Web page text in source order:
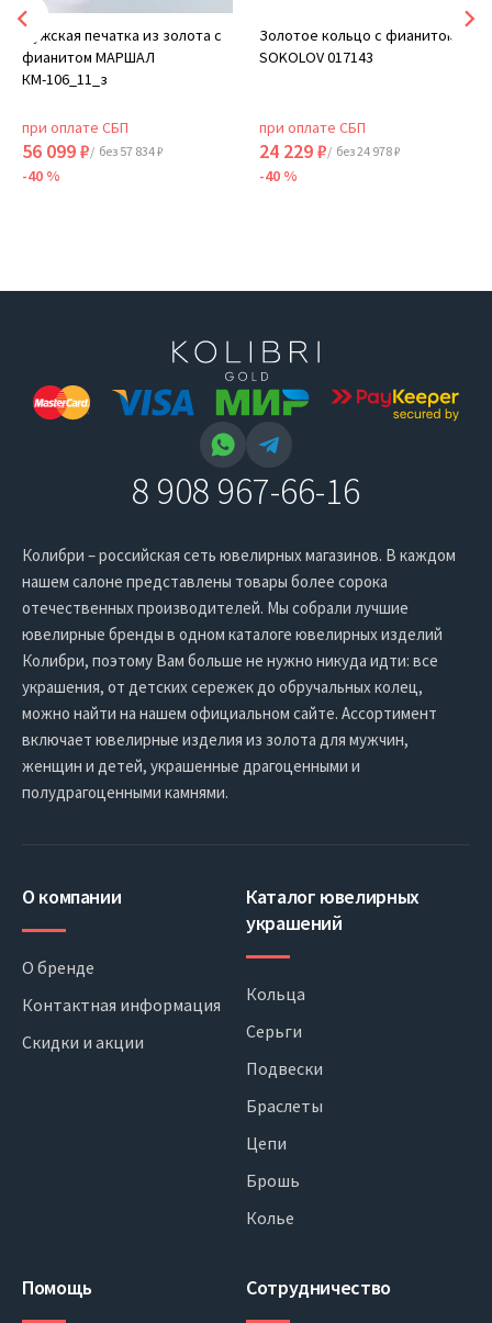
Мужская печатка из золота с
фианитом МАРШАЛ
КМ-106_11_з
при оплате СБП
56 099 ₽/ без 57 834 ₽
-40 %
Золотое кольцо с фианитом
SOKOLOV 017143
при оплате СБП
24 229 ₽/ без 24 978 ₽
-40 %
8 908 967-66-16
Колибри – российская сеть ювелирных магазинов. В каждом
нашем салоне представлены товары более сорока
отечественных производителей. Мы собрали лучшие
ювелирные бренды в одном каталоге ювелирных изделий
Колибри, поэтому Вам больше не нужно никуда идти: все
украшения, от детских сережек до обручальных колец,
можно найти на нашем официальном сайте. Ассортимент
включает ювелирные изделия из золота для мужчин,
женщин и детей, украшенные драгоценными и
полудрагоценными камнями.
О компании
О бренде
Контактная информация
Скидки и акции
Каталог ювелирных
украшений
Кольца
Серьги
Подвески
Браслеты
Цепи
Брошь
Колье
Помощь Сотрудничество